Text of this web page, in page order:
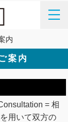
内
案内
= 相
用いて双方の